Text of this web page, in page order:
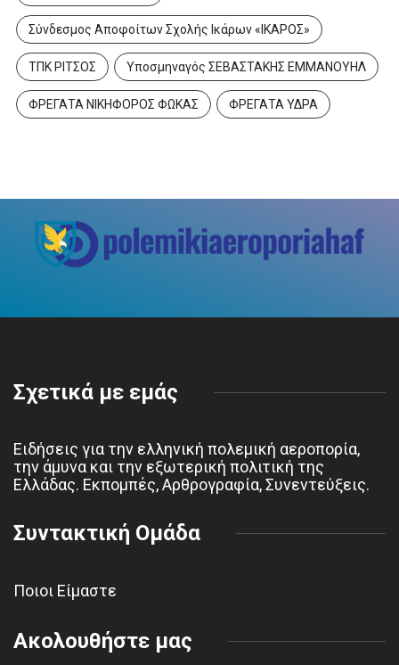
Σύνδεσμος Αποφοίτων Σχολής Ικάρων «ΙΚΑΡΟΣ»
ΤΠΚ ΡΙΤΣΟΣ Υποσμηναγός ΣΕΒΑΣΤΑΚΗΣ ΕΜΜΑΝΟΥΗΛ
ΦΡΕΓΑΤΑ ΝΙΚΗΦΟΡΟΣ ΦΩΚΑΣ ΦΡΕΓΑΤΑ ΥΔΡΑ
Σχετικά με εμάς
Ειδήσεις για την ελληνική πολεμική αεροπορία,
την άμυνα και την εξωτερική πολιτική της
Ελλάδας. Εκπομπές, Αρθρογραφία, Συνεντεύξεις.
Συντακτική Ομάδα
Ποιοι Είμαστε
Ακολουθήστε μας